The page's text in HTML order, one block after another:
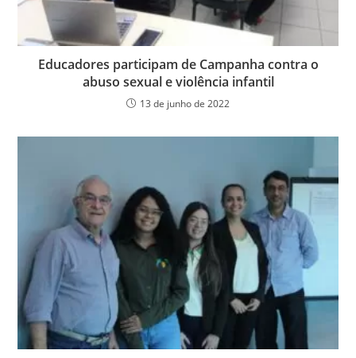
Educadores participam de Campanha contra o
abuso sexual e violência infantil
13 de junho de 2022